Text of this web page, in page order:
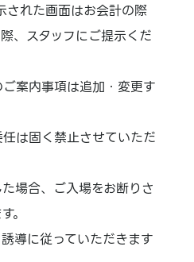
された画面はお会計の際
、スタッフにご提示くだ
案内事項は追加・変更す
は固く禁止させていただ
場合、ご入場をお断りさ
。
導に従っていただきます